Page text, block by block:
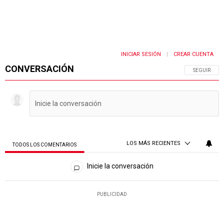
CONVERSACIÓN SIGA ESTA
SEGUIR
INICIAR SESIÓN CREAR CUENTA
TODOS LOS COMENTARIOS LOS MÁS RECIENTES
Todos los comentarios
Inicie la conversación
PUBLICIDAD